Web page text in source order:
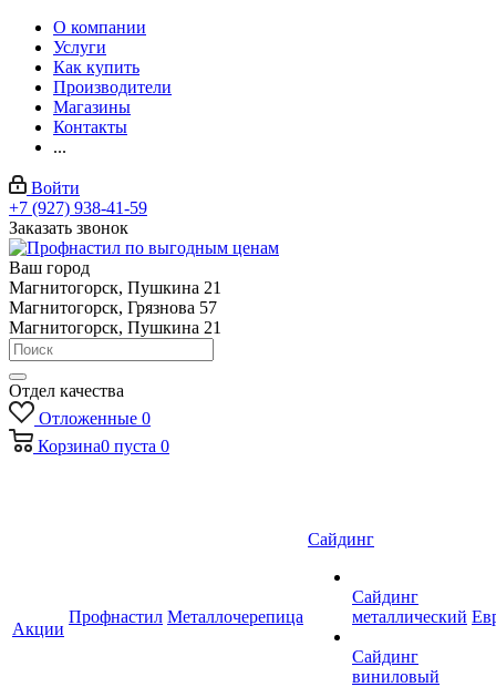
О компании
Услуги
Как купить
Производители
Магазины
Контакты
...
Войти
+7 (927) 938-41-59
Заказать звонок
Ваш город
Магнитогорск, Пушкина 21
Магнитогорск, Грязнова 57
Магнитогорск, Пушкина 21
Отдел качества
Отложенные 0
Корзина0 пуста 0
Акции
Профнастил Металлочерепица
Сайдинг
Сайдинг
металлический
Сайдинг
виниловый